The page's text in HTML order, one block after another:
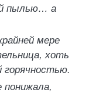
пылью… а
мере
хоть
горячностью.